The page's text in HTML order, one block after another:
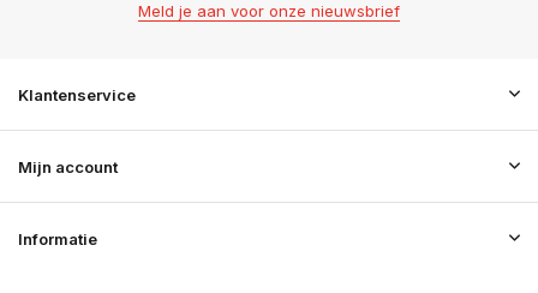
Meld je aan voor onze nieuwsbrief
Klantenservice
Mijn account
Informatie